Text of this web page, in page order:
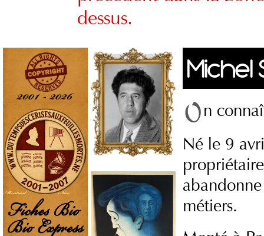
dessus.
Michel
n
Né le 9
métiers.